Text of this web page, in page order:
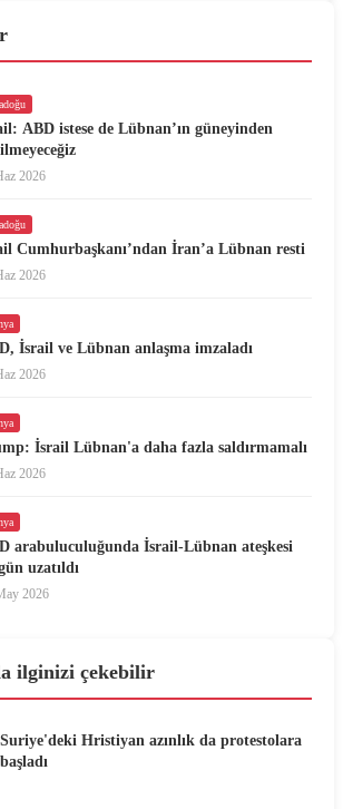
ABD istese de Lübnan’ın güneyinden
2026
Cumhurbaşkanı’ndan İran’a Lübnan resti
2026
İsrail ve Lübnan anlaşma imzaladı
2026
İsrail Lübnan'a daha fazla saldırmamalı
2026
arabuluculuğunda İsrail-Lübnan ateşkesi
uzatıldı
2026
ilginizi çekebilir
Suriye'deki Hristiyan azınlık da protestolara
başladı